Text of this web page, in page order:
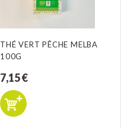
THÉ VERT PÊCHE MELBA
100G
7,15 €